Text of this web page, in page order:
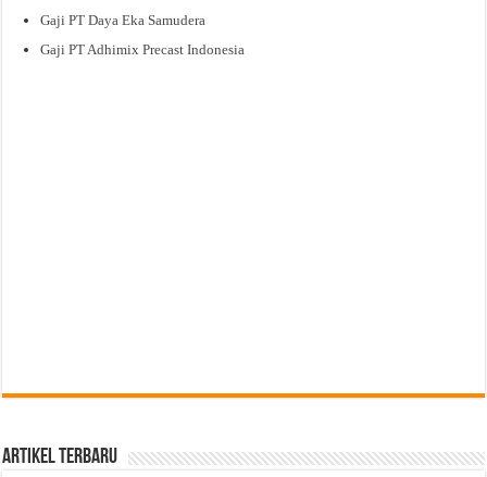
Gaji PT Daya Eka Samudera
Gaji PT Adhimix Precast Indonesia
Artikel Terbaru